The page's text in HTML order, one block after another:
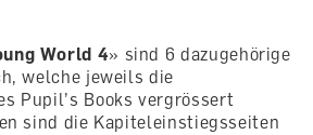
World 4» sind 6 dazugehörige
welche jeweils die
Pupil’s Books vergrössert
sind die Kapiteleinstiegsseiten